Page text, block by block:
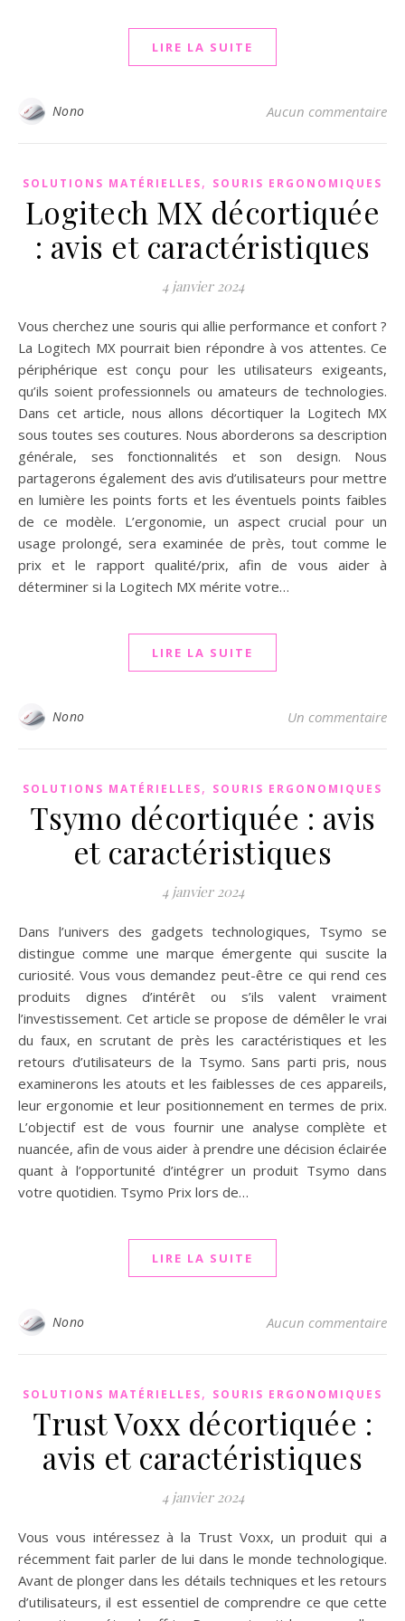
LIRE LA SUITE
Nono Aucun commentaire
SOLUTIONS MATÉRIELLES, SOURIS ERGONOMIQUES
Logitech MX décortiquée
: avis et caractéristiques
4 janvier 2024
Vous cherchez une souris qui allie performance et confort ?
La Logitech MX pourrait bien répondre à vos attentes. Ce
périphérique est conçu pour les utilisateurs exigeants,
qu’ils soient professionnels ou amateurs de technologies.
Dans cet article, nous allons décortiquer la Logitech MX
sous toutes ses coutures. Nous aborderons sa description
générale, ses fonctionnalités et son design. Nous
partagerons également des avis d’utilisateurs pour mettre
en lumière les points forts et les éventuels points faibles
de ce modèle. L’ergonomie, un aspect crucial pour un
usage prolongé, sera examinée de près, tout comme le
prix et le rapport qualité/prix, afin de vous aider à
déterminer si la Logitech MX mérite votre…
LIRE LA SUITE
Nono Un commentaire
SOLUTIONS MATÉRIELLES, SOURIS ERGONOMIQUES
Tsymo décortiquée : avis
et caractéristiques
4 janvier 2024
Dans l’univers des gadgets technologiques, Tsymo se
distingue comme une marque émergente qui suscite la
curiosité. Vous vous demandez peut-être ce qui rend ces
produits dignes d’intérêt ou s’ils valent vraiment
l’investissement. Cet article se propose de démêler le vrai
du faux, en scrutant de près les caractéristiques et les
retours d’utilisateurs de la Tsymo. Sans parti pris, nous
examinerons les atouts et les faiblesses de ces appareils,
leur ergonomie et leur positionnement en termes de prix.
L’objectif est de vous fournir une analyse complète et
nuancée, afin de vous aider à prendre une décision éclairée
quant à l’opportunité d’intégrer un produit Tsymo dans
votre quotidien. Tsymo Prix lors de…
LIRE LA SUITE
Nono Aucun commentaire
SOLUTIONS MATÉRIELLES, SOURIS ERGONOMIQUES
Trust Voxx décortiquée :
avis et caractéristiques
4 janvier 2024
Vous vous intéressez à la Trust Voxx, un produit qui a
récemment fait parler de lui dans le monde technologique.
Avant de plonger dans les détails techniques et les retours
d’utilisateurs, il est essentiel de comprendre ce que cette